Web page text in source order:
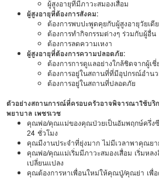
ผู้สูงอายุที่มีภาวะสมองเสื่อม
ผู้สูงอายุที่ต้องการสังคม:
ต้องการพบปะพูดคุยกับผู้สูงอายุวัยเดี
ต้องการทำกิจกรรมต่างๆ ร่วมกับผู้อื่น
ต้องการลดความเหงา
ผู้สูงอายุที่ต้องการความปลอดภัย:
ต้องการการดูแลอย่างใกล้ชิดจากผู้เ
ต้องการอยู่ในสถานที่ที่มีอุปกรณ์อำน
ต้องการอยู่ในสถานที่ปลอดภัย
ตัวอย่างสถานการณ์ที่ครอบครัวอาจพิจารณาใช้บริ
พยาบาล เพชรเวช
คุณพ่อ/คุณแม่ของคุณป่วยเป็นอัมพฤกษ์ครึ่งซี
24 ชั่วโมง
คุณมีงานประจำที่ยุ่งมาก ไม่มีเวลาพาคุณย
คุณพ่อ/คุณแม่เริ่มมีภาวะสมองเสื่อม เริ่มหล
เปลี่ยนแปลง
คุณต้องการหาเพื่อนใหม่ให้คุณปู่/คุณย่า เพื่อ